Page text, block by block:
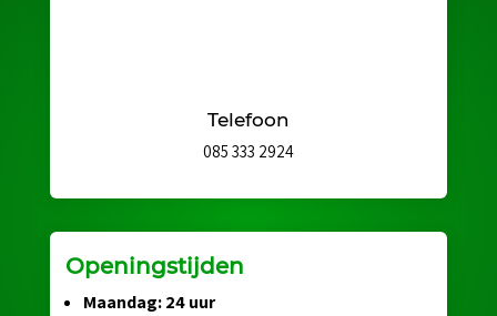
Telefoon
085 333 2924
Openingstijden
Maandag: 24 uur